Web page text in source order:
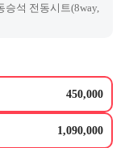
승석 전동시트(8way,
450,000
1,090,000